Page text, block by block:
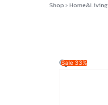
Shop › Home&Living
Sale 33%